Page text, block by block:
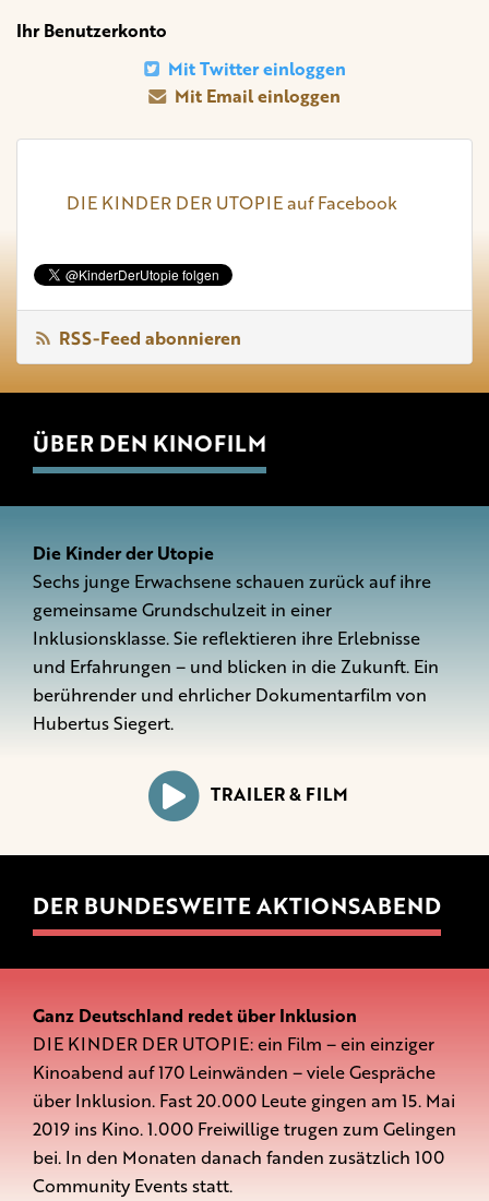
Ihr Benutzerkonto
Mit Twitter einloggen
Mit Email einloggen
DIE KINDER DER UTOPIE auf Facebook
RSS-Feed abonnieren
ÜBER DEN KINOFILM
Die Kinder der Utopie
Sechs junge Erwachsene schauen zurück auf ihre
gemeinsame Grundschulzeit in einer
Inklusionsklasse. Sie reflektieren ihre Erlebnisse
und Erfahrungen – und blicken in die Zukunft. Ein
berührender und ehrlicher Dokumentarfilm von
Hubertus Siegert.
TRAILER & FILM
DER BUNDESWEITE AKTIONSABEND
Ganz Deutschland redet über Inklusion
DIE KINDER DER UTOPIE: ein Film – ein einziger
Kinoabend auf 170 Leinwänden – viele Gespräche
über Inklusion. Fast 20.000 Leute gingen am 15. Mai
2019 ins Kino. 1.000 Freiwillige trugen zum Gelingen
bei. In den Monaten danach fanden zusätzlich 100
Community Events statt.